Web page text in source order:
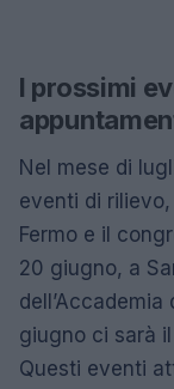
I prossimi
Nel mese di
eventi di
Fermo e il
20 giugno, a
giugno ci sarà il
Questi eventi